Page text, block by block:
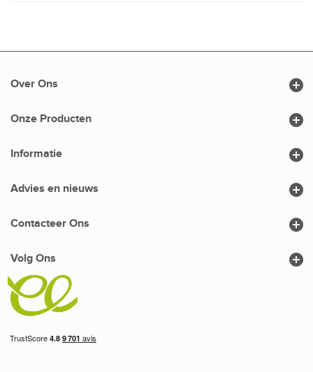
Over Ons 
Onze Producten 
Contacteer Ons 
Volg Ons 
Informatie 
Advies en nieuws 